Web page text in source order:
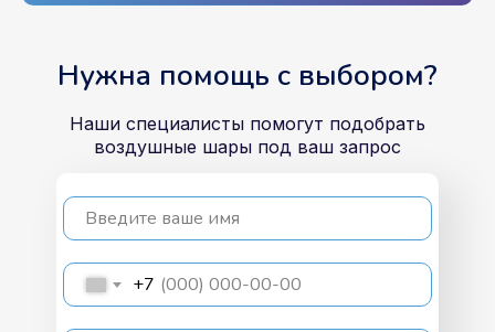
Наши специалисты помогут подобрать
воздушные шары под ваш запрос
Введите ваше имя
+7
Нужна помощь с выбором?